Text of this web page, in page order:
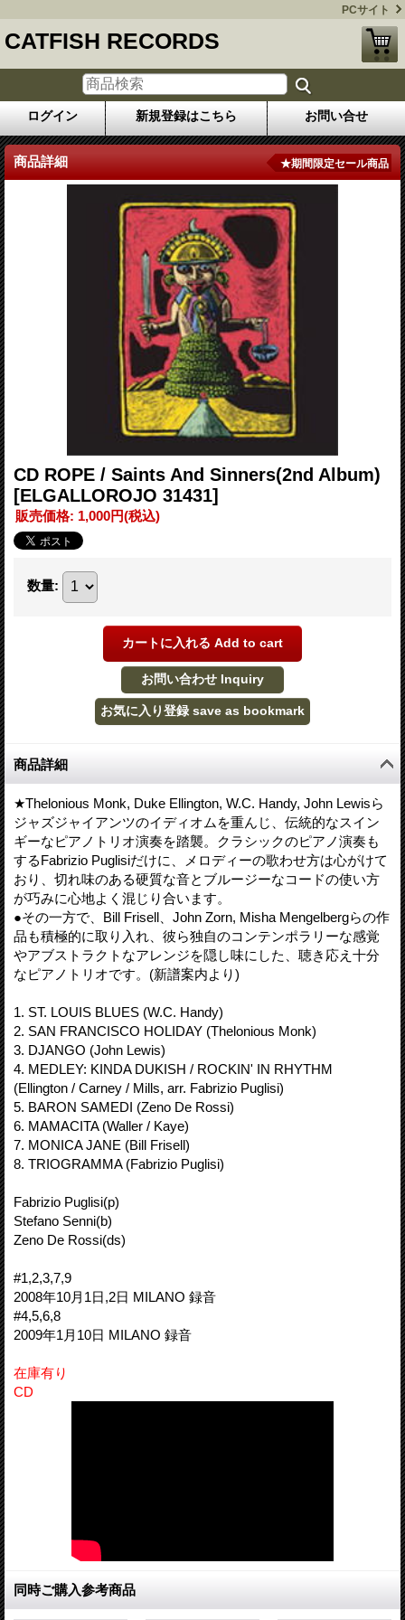
PCサイト
CATFISH RECORDS
ログイン 新規登録はこちら お問い合せ
商品詳細 ★期間限定セール商品
CD ROPE / Saints And Sinners(2nd Album)
[ELGALLOROJO 31431]
販売価格: 1,000円(税込)
数量:
商品詳細
★Thelonious Monk, Duke Ellington, W.C. Handy, John Lewisら
ジャズジャイアンツのイディオムを重んじ、伝統的なスイン
ギーなピアノトリオ演奏を踏襲。クラシックのピアノ演奏も
するFabrizio Puglisiだけに、メロディーの歌わせ方は心がけて
おり、切れ味のある硬質な音とブルージーなコードの使い方
が巧みに心地よく混じり合います。
●その一方で、Bill Frisell、John Zorn, Misha Mengelbergらの作
品も積極的に取り入れ、彼ら独自のコンテンポラリーな感覚
やアブストラクトなアレンジを隠し味にした、聴き応え十分
なピアノトリオです。(新譜案内より)
1. ST. LOUIS BLUES (W.C. Handy)
2. SAN FRANCISCO HOLIDAY (Thelonious Monk)
3. DJANGO (John Lewis)
4. MEDLEY: KINDA DUKISH / ROCKIN' IN RHYTHM
(Ellington / Carney / Mills, arr. Fabrizio Puglisi)
5. BARON SAMEDI (Zeno De Rossi)
6. MAMACITA (Waller / Kaye)
7. MONICA JANE (Bill Frisell)
8. TRIOGRAMMA (Fabrizio Puglisi)
Fabrizio Puglisi(p)
Stefano Senni(b)
Zeno De Rossi(ds)
#1,2,3,7,9
2008年10月1日,2日 MILANO 録音
#4,5,6,8
2009年1月10日 MILANO 録音
在庫有り
CD
同時ご購入参考商品